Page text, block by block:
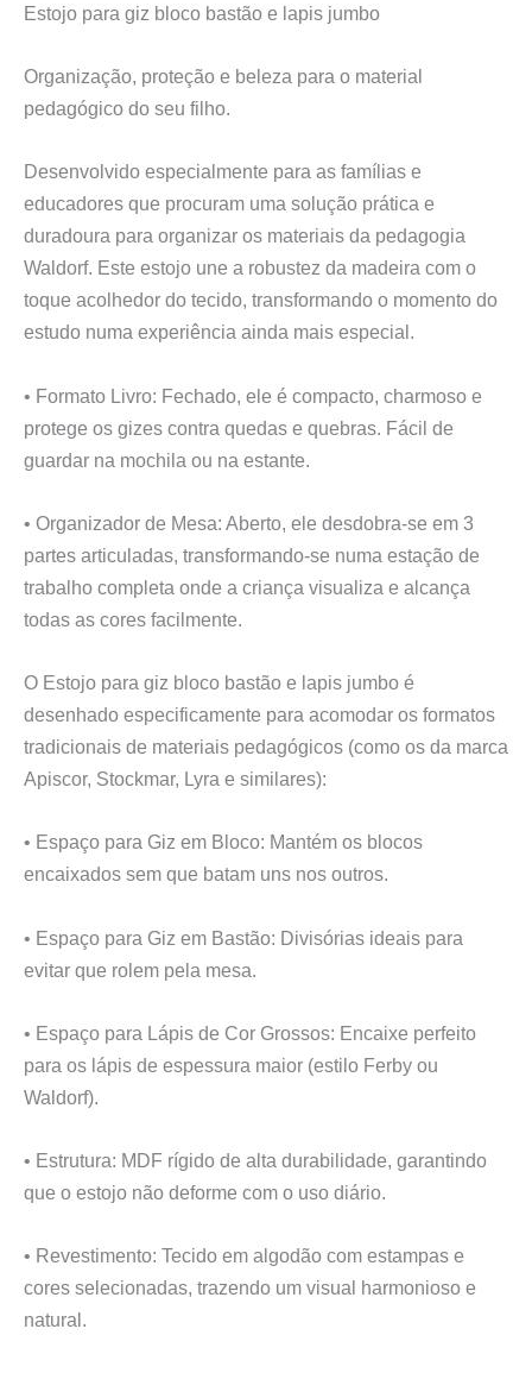
Estojo para giz bloco bastão e lapis jumbo
Organização, proteção e beleza para o material
pedagógico do seu filho.
Desenvolvido especialmente para as famílias e
educadores que procuram uma solução prática e
duradoura para organizar os materiais da pedagogia
Waldorf. Este estojo une a robustez da madeira com o
toque acolhedor do tecido, transformando o momento do
estudo numa experiência ainda mais especial.
• Formato Livro: Fechado, ele é compacto, charmoso e
protege os gizes contra quedas e quebras. Fácil de
guardar na mochila ou na estante.
• Organizador de Mesa: Aberto, ele desdobra-se em 3
partes articuladas, transformando-se numa estação de
trabalho completa onde a criança visualiza e alcança
todas as cores facilmente.
O Estojo para giz bloco bastão e lapis jumbo é
desenhado especificamente para acomodar os formatos
tradicionais de materiais pedagógicos (como os da marca
Apiscor, Stockmar, Lyra e similares):
• Espaço para Giz em Bloco: Mantém os blocos
encaixados sem que batam uns nos outros.
• Espaço para Giz em Bastão: Divisórias ideais para
evitar que rolem pela mesa.
• Espaço para Lápis de Cor Grossos: Encaixe perfeito
para os lápis de espessura maior (estilo Ferby ou
Waldorf).
• Estrutura: MDF rígido de alta durabilidade, garantindo
que o estojo não deforme com o uso diário.
• Revestimento: Tecido em algodão com estampas e
cores selecionadas, trazendo um visual harmonioso e
natural.